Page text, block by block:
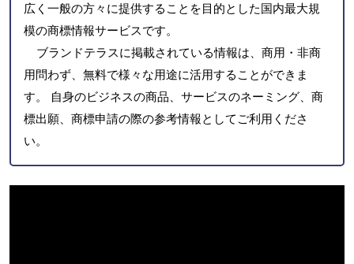
広く一般の方々に提供することを目的とした国内最大規
模の商標情報サービスです。
ブランドテラスに掲載されている情報は、商用・非商
用問わず、無料で様々な用途に活用することができま
す。 自身のビジネスの商品、サービスのネーミング、商
標出願、商標申請の際の参考情報としてご利用くださ
い。